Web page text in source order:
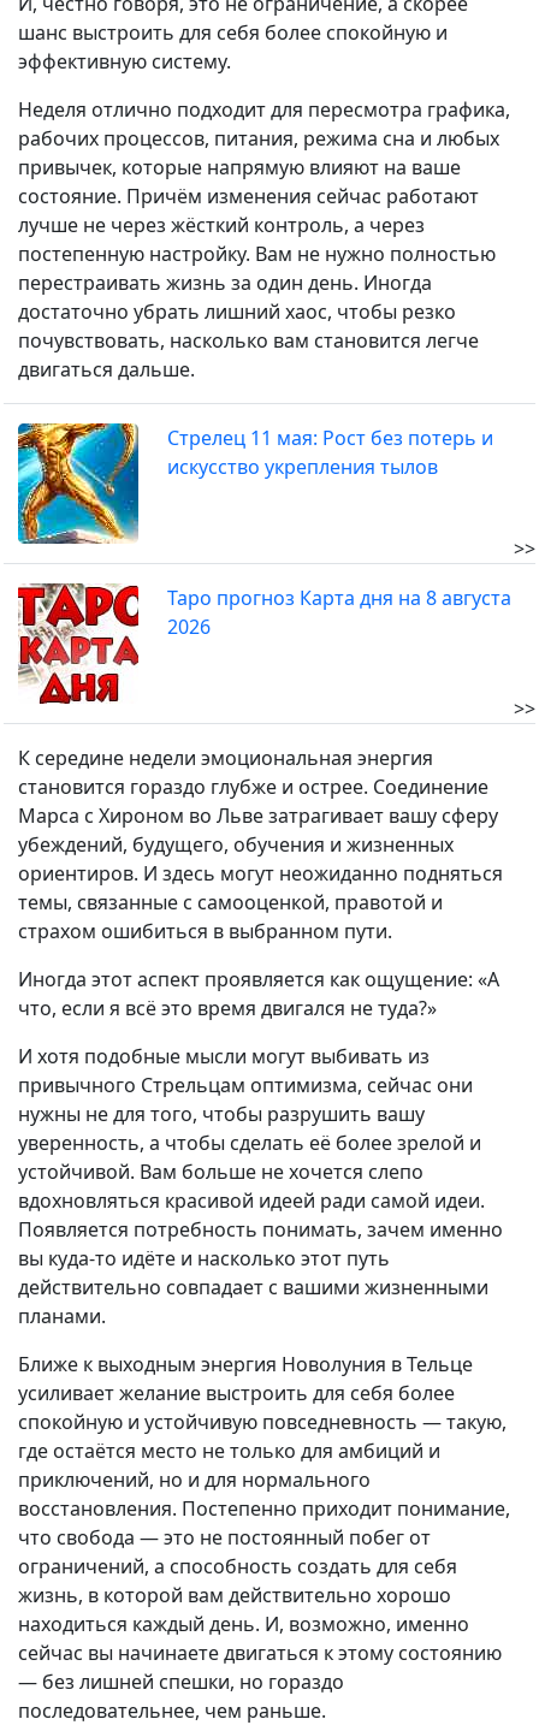
шанс выстроить для себя более спокойную и
эффективную систему.
Неделя отлично подходит для пересмотра графика,
рабочих процессов, питания, режима сна и любых
привычек, которые напрямую влияют на ваше
состояние. Причём изменения сейчас работают
лучше не через жёсткий контроль, а через
постепенную настройку. Вам не нужно полностью
перестраивать жизнь за один день. Иногда
достаточно убрать лишний хаос, чтобы резко
почувствовать, насколько вам становится легче
двигаться дальше.
Стрелец 11 мая: Рост без потерь и
искусство укрепления тылов
>>
Таро прогноз Карта дня на 8 августа
2026
>>
К середине недели эмоциональная энергия
становится гораздо глубже и острее. Соединение
Марса с Хироном во Льве затрагивает вашу сферу
убеждений, будущего, обучения и жизненных
ориентиров. И здесь могут неожиданно подняться
темы, связанные с самооценкой, правотой и
страхом ошибиться в выбранном пути.
Иногда этот аспект проявляется как ощущение: «А
что, если я всё это время двигался не туда?»
И хотя подобные мысли могут выбивать из
привычного Стрельцам оптимизма, сейчас они
нужны не для того, чтобы разрушить вашу
уверенность, а чтобы сделать её более зрелой и
устойчивой. Вам больше не хочется слепо
вдохновляться красивой идеей ради самой идеи.
Появляется потребность понимать, зачем именно
вы куда-то идёте и насколько этот путь
действительно совпадает с вашими жизненными
планами.
Ближе к выходным энергия Новолуния в Тельце
усиливает желание выстроить для себя более
спокойную и устойчивую повседневность — такую,
где остаётся место не только для амбиций и
приключений, но и для нормального
восстановления. Постепенно приходит понимание,
что свобода — это не постоянный побег от
ограничений, а способность создать для себя
жизнь, в которой вам действительно хорошо
находиться каждый день. И, возможно, именно
сейчас вы начинаете двигаться к этому состоянию
— без лишней спешки, но гораздо
последовательнее, чем раньше.